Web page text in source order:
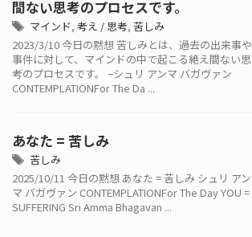
間ない思考のプロセスです。
マインド, 考え / 思考, 苦しみ
2023/3/10 今日の黙想 苦しみとは、過去の出来事や
事件に対して、マインドの中で起こる絶え間ない思
考のプロセスです。 −シュリ アンマ バガヴァン
CONTEMPLATIONFor The Da ...
あなた = 苦しみ
苦しみ
2025/10/11 今日の黙想 あなた = 苦しみ シュリ アン
マ バガヴァン CONTEMPLATIONFor The Day YOU =
SUFFERING Sri Amma Bhagavan ...